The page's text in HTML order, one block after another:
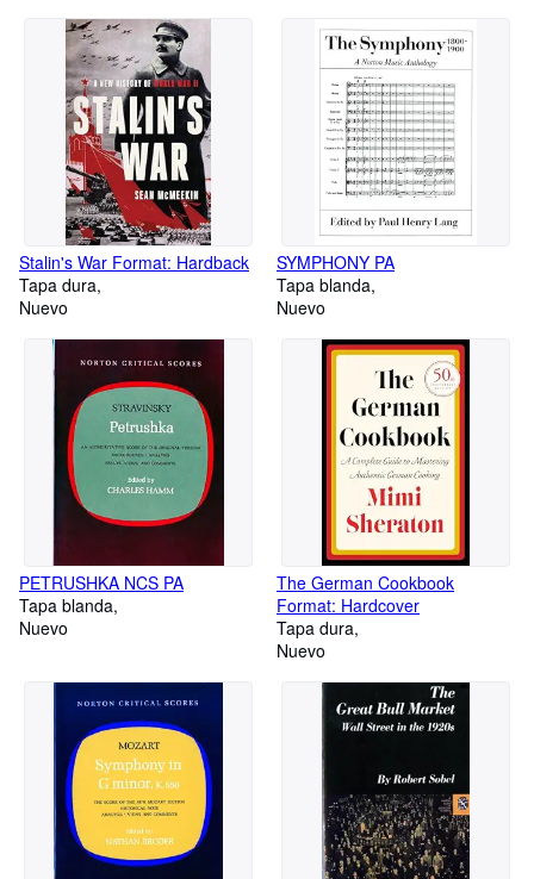
Stalin's War Format: Hardback
Tapa dura
Nuevo
SYMPHONY PA
Tapa blanda
Nuevo
PETRUSHKA NCS PA
Tapa blanda
Nuevo
The German Cookbook
Format: Hardcover
Tapa dura
Nuevo